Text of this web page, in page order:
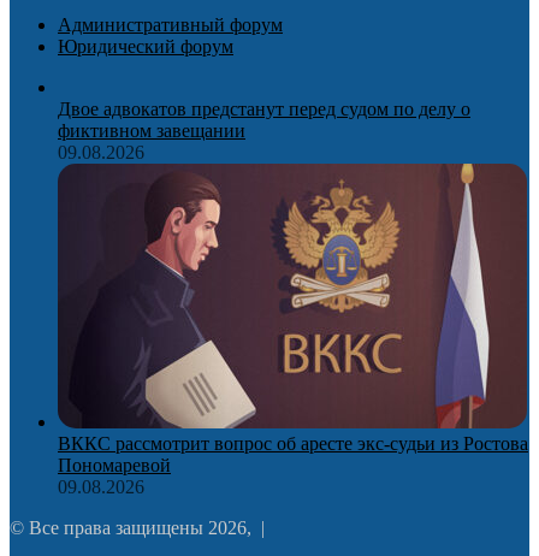
Административный форум
Юридический форум
Двое адвокатов предстанут перед судом по делу о
фиктивном завещании
09.08.2026
ВККС рассмотрит вопрос об аресте экс-судьи из Ростова
Пономаревой
09.08.2026
© Все права защищены 2026, |